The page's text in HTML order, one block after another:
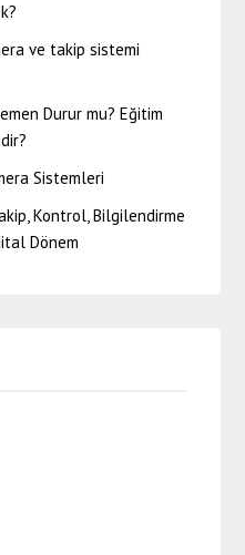
ve takip sistemi
Durur mu? Eğitim
Sistemleri
Kontrol, Bilgilendirme
Dönem